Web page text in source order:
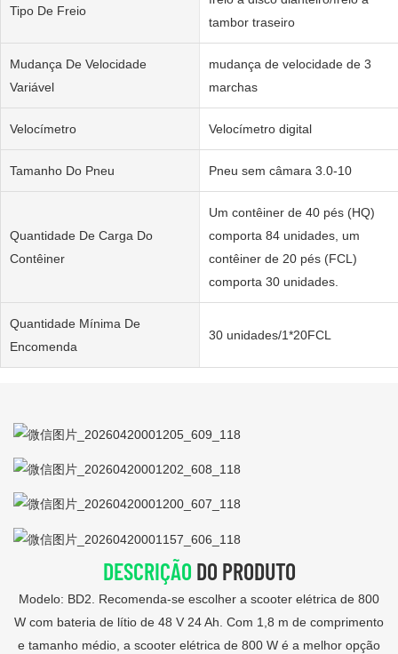
Tipo De Freio
tambor traseiro
Mudança De Velocidade
Variável
mudança de velocidade de 3
marchas
Velocímetro Velocímetro digital
Tamanho Do Pneu Pneu sem câmara 3.0-10
Quantidade De Carga Do
Contêiner
Um contêiner de 40 pés (HQ)
comporta 84 unidades, um
contêiner de 20 pés (FCL)
comporta 30 unidades.
Quantidade Mínima De
Encomenda
30 unidades/1*20FCL
DESCRIÇÃO DO PRODUTO
Modelo: BD2. Recomenda-se escolher a scooter elétrica de 800
W com bateria de lítio de 48 V 24 Ah. Com 1,8 m de comprimento
e tamanho médio, a scooter elétrica de 800 W é a melhor opção